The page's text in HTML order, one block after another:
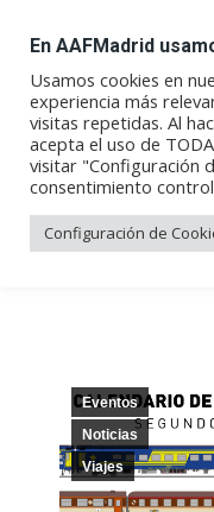
2025, a
de
Eventos
Noticias
Viajes
En AAFMadrid
Usamos cookies en
experiencia más
visitas repetidas. Al
acepta el uso de
visitar "Configuración
consentimiento
Configuración de